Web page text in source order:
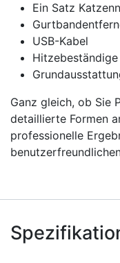
Ein Satz
USB-Kabel
Ganz gleich, ob Sie
detaillierte Formen
professionelle